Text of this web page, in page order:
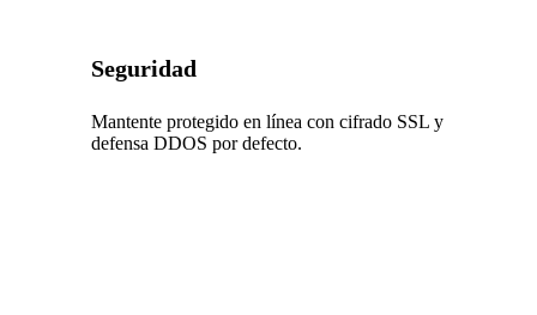
Seguridad
Mantente protegido en línea con cifrado SSL y
defensa DDOS por defecto.